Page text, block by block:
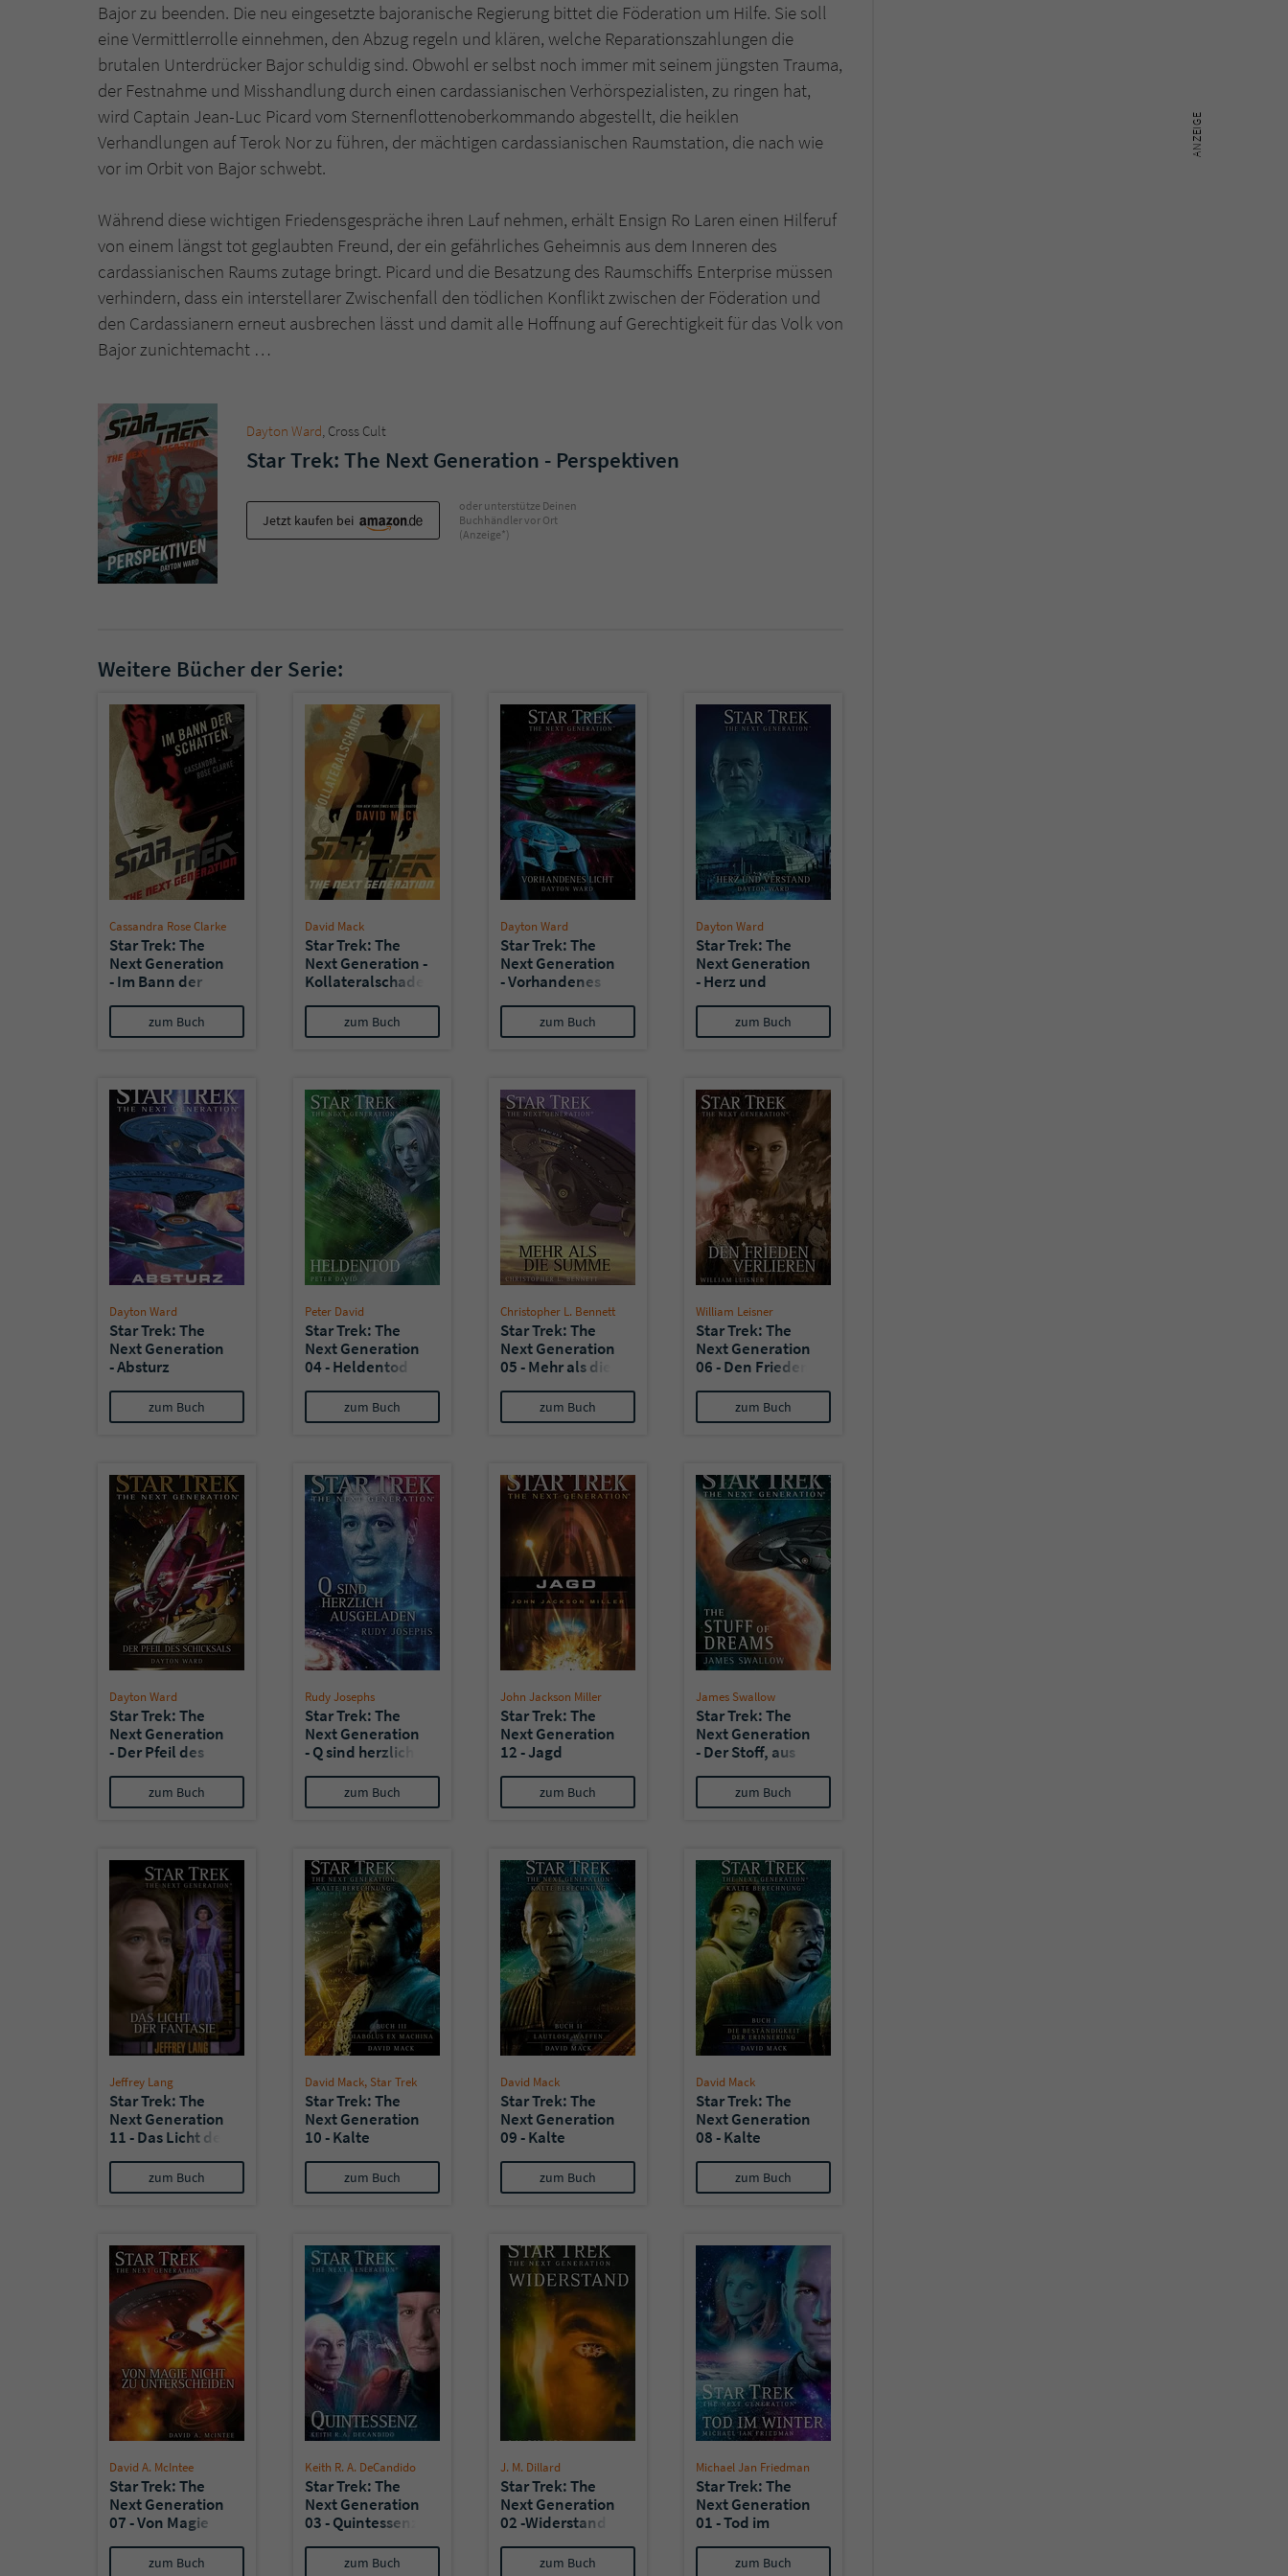
Bajor zu beenden. Die neu eingesetzte bajoranische Regierung bittet die Föderation um Hilfe. Sie soll
eine Vermittlerrolle einnehmen, den Abzug regeln und klären, welche Reparationszahlungen die
brutalen Unterdrücker Bajor schuldig sind. Obwohl er selbst noch immer mit seinem jüngsten Trauma,
der Festnahme und Misshandlung durch einen cardassianischen Verhörspezialisten, zu ringen hat,
wird Captain Jean-Luc Picard vom Sternenflottenoberkommando abgestellt, die heiklen
Verhandlungen auf Terok Nor zu führen, der mächtigen cardassianischen Raumstation, die nach wie
vor im Orbit von Bajor schwebt.
Während diese wichtigen Friedensgespräche ihren Lauf nehmen, erhält Ensign Ro Laren einen Hilferuf
von einem längst tot geglaubten Freund, der ein gefährliches Geheimnis aus dem Inneren des
cardassianischen Raums zutage bringt. Picard und die Besatzung des Raumschiffs Enterprise müssen
verhindern, dass ein interstellarer Zwischenfall den tödlichen Konflikt zwischen der Föderation und
den Cardassianern erneut ausbrechen lässt und damit alle Hoffnung auf Gerechtigkeit für das Volk von
Bajor zunichtemacht …
Dayton Ward, Cross Cult
Star Trek: The Next Generation - Perspektiven
Jetzt kaufen bei
oder unterstütze Deinen
Buchhändler vor Ort
(Anzeige*)
Weitere Bücher der Serie:
Cassandra Rose Clarke
Star Trek: The
Next Generation
- Im Bann der
zum Buch
David Mack
Star Trek: The
Next Generation -
Kollateralschaden
zum Buch
Dayton Ward
Star Trek: The
Next Generation
- Vorhandenes
zum Buch
Dayton Ward
Star Trek: The
Next Generation
- Herz und
zum Buch
Dayton Ward
Star Trek: The
Next Generation
- Absturz
zum Buch
Peter David
Star Trek: The
Next Generation
04 - Heldentod
zum Buch
Christopher L. Bennett
Star Trek: The
Next Generation
05 - Mehr als die
zum Buch
William Leisner
Star Trek: The
Next Generation
06 - Den Frieden
zum Buch
Dayton Ward
Star Trek: The
Next Generation
- Der Pfeil des
zum Buch
Rudy Josephs
Star Trek: The
Next Generation
- Q sind herzlich
zum Buch
John Jackson Miller
Star Trek: The
Next Generation
12 - Jagd
zum Buch
James Swallow
Star Trek: The
Next Generation
- Der Stoff, aus
zum Buch
Jeffrey Lang
Star Trek: The
Next Generation
11 - Das Licht der
zum Buch
David Mack, Star Trek
Star Trek: The
Next Generation
10 - Kalte
Diabolus ex
machina
zum Buch
David Mack
Star Trek: The
Next Generation
09 - Kalte
Lautlose Waffen
zum Buch
David Mack
Star Trek: The
Next Generation
08 - Kalte
Beständigkeit
zum Buch
David A. McIntee
Star Trek: The
Next Generation
07 - Von Magie
unterscheiden
zum Buch
Keith R. A. DeCandido
Star Trek: The
Next Generation
03 - Quintessenz
zum Buch
J. M. Dillard
Star Trek: The
Next Generation
02 -Widerstand
zum Buch
Michael Jan Friedman
Star Trek: The
Next Generation
01 - Tod im
zum Buch
Name tx_pwcomments_ahash
Anbieter Literatur-Couch Medien GmbH & Co. KG
Laufzeit 1 Jahr
Name fe_typo_user
Literatur-Couch Medien GmbH & Co. KG
Laufzeit Session